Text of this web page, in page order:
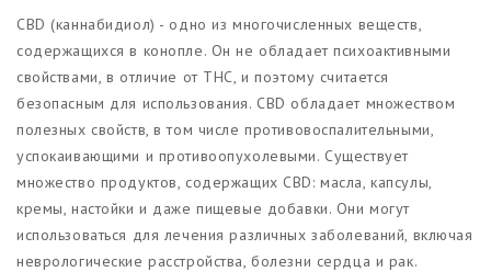
CBD (каннабидиол) - одно из многочисленных веществ,
содержащихся в конопле. Он не обладает психоактивными
свойствами, в отличие от THC, и поэтому считается
безопасным для использования. CBD обладает множеством
полезных свойств, в том числе противовоспалительными,
успокаивающими и противоопухолевыми. Существует
множество продуктов, содержащих CBD: масла, капсулы,
кремы, настойки и даже пищевые добавки. Они могут
использоваться для лечения различных заболеваний, включая
неврологические расстройства, болезни сердца и рак.